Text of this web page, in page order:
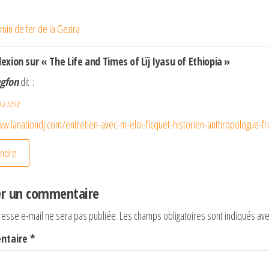
de fer de la Gezira
sur « The Life and Times of Lïj Iyasu of Ethiopia »
dit :
12:10
entretien-avec-m-eloi-ficquet-historien-anthropologue-
un commentaire
e-mail ne sera pas publiée. Les champs obligatoires sont indiqués
*